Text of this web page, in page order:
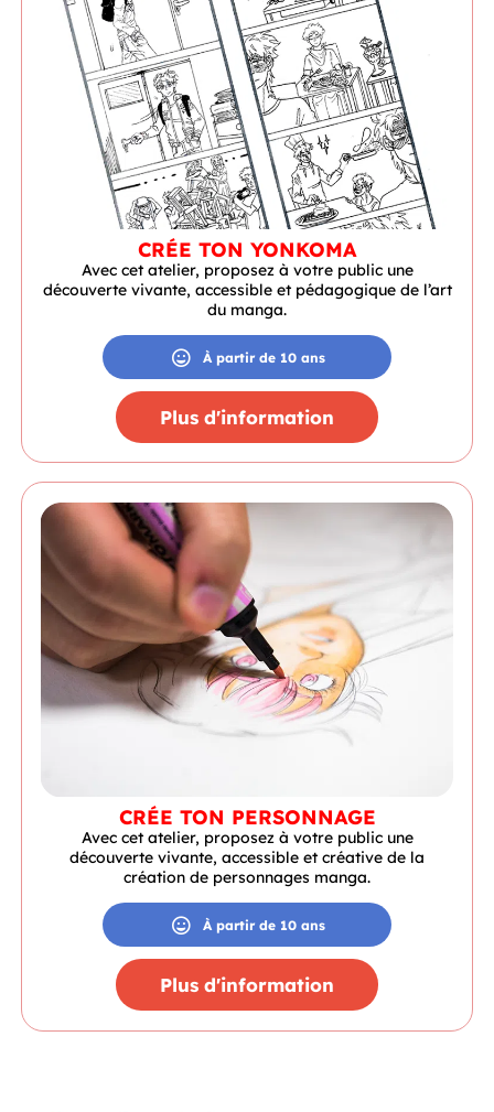
CRÉE TON YONKOMA
Avec cet atelier, proposez à votre public une
découverte vivante, accessible et pédagogique de l’art
du manga.
À partir de 10 ans
Plus d'information
CRÉE TON PERSONNAGE
Avec cet atelier, proposez à votre public une
découverte vivante, accessible et créative de la
création de personnages manga.
À partir de 10 ans
Plus d'information